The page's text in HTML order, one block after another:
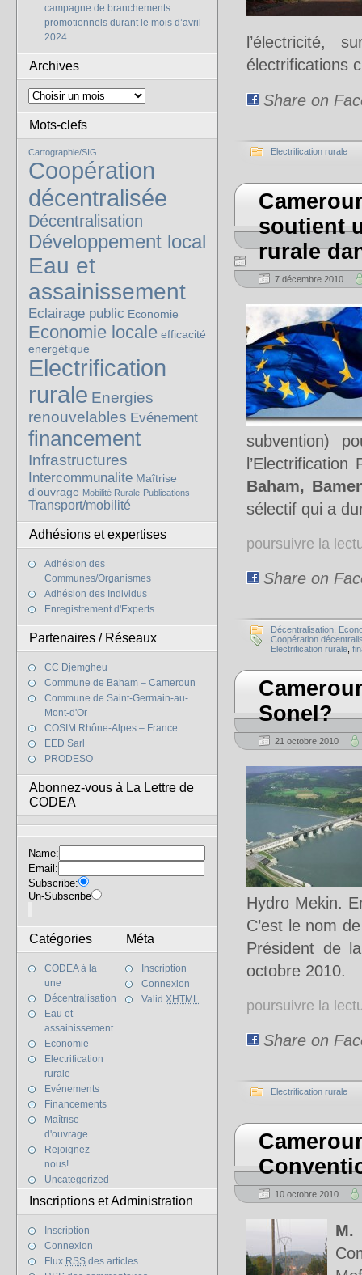
l’électricité,
électrifications
Share on
Electrification rurale
soutient
rurale
7 décembre 2010
subvention)
l’Electrification
Baham,
sélectif qui a
poursuivre la
Share on
Décentralisation
Coopération
Electrification rurale
Sonel?
21 octobre 2010
Hydro Mekin.
C’est le nom
Président de
octobre 2010.
poursuivre la
Share on
Electrification rurale
10 octobre 2010
M.
campagne de branchements
promotionnels durant le mois d’avril
2024
Archives
Mots-clefs
Cartographie/SIG
Coopération
décentralisée
Décentralisation
Développement local
Eau et
assainissement
Eclairage public Economie
Economie locale efficacité
energétique
Electrification
rurale Energies
renouvelables Evénement
financement
Infrastructures
Intercommunalite Maîtrise
d'ouvrage Mobilité Rurale Publications
Transport/mobilité
Adhésions et expertises
Adhésion des
Communes/Organismes
Adhésion des Individus
Enregistrement d'Experts
Partenaires / Réseaux
CC Djemgheu
Commune de Baham – Cameroun
Commune de Saint-Germain-au-
Mont-d'Or
COSIM Rhône-Alpes – France
EED Sarl
PRODESO
Abonnez-vous à La Lettre de
CODEA
Name:
Email:
Subscribe:
Un-Subscribe
Catégories
CODEA à la
une
Décentralisation
Eau et
assainissement
Economie
Electrification
rurale
Evénements
Financements
Maîtrise
d'ouvrage
Rejoignez-
nous!
Uncategorized
Méta
Inscription
Connexion
Valid XHTML
Inscriptions et Administration
Inscription
Connexion
Flux RSS des articles